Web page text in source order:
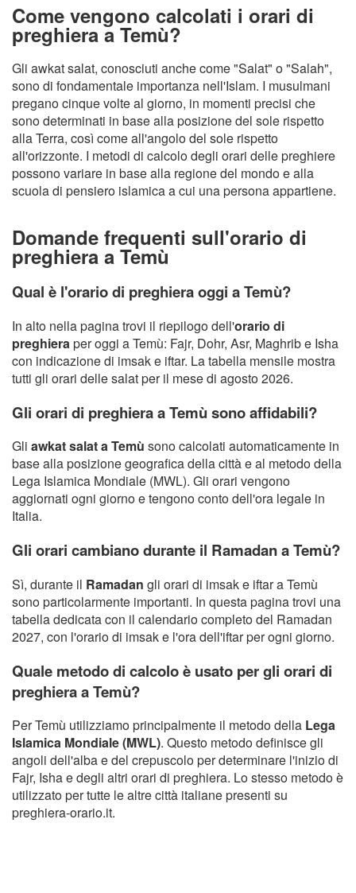
Come vengono calcolati i orari di
preghiera a Temù?
Gli awkat salat, conosciuti anche come "Salat" o "Salah",
sono di fondamentale importanza nell'Islam. I musulmani
pregano cinque volte al giorno, in momenti precisi che
sono determinati in base alla posizione del sole rispetto
alla Terra, così come all'angolo del sole rispetto
all'orizzonte. I metodi di calcolo degli orari delle preghiere
possono variare in base alla regione del mondo e alla
scuola di pensiero islamica a cui una persona appartiene.
Domande frequenti sull'orario di
preghiera a Temù
Qual è l'orario di preghiera oggi a Temù?
In alto nella pagina trovi il riepilogo dell'orario di
preghieraper oggi a Temù: Fajr, Dohr, Asr, Maghrib e Isha
con indicazione di imsak e iftar. La tabella mensile mostra
tutti gli orari delle salat per il mese di agosto 2026.
Gli orari di preghiera a Temù sono affidabili?
Gli awkat salat a Temù sono calcolati automaticamente in
base alla posizione geografica della città e al metodo della
Lega Islamica Mondiale (MWL). Gli orari vengono
aggiornati ogni giorno e tengono conto dell'ora legale in
Italia.
Gli orari cambiano durante il Ramadan a Temù?
Sì, durante il Ramadan gli orari di imsak e iftar a Temù
sono particolarmente importanti. In questa pagina trovi una
tabella dedicata con il calendario completo del Ramadan
2027, con l'orario di imsak e l'ora dell'iftar per ogni giorno.
Quale metodo di calcolo è usato per gli orari di
preghiera a Temù?
Per Temù utilizziamo principalmente il metodo della Lega
Islamica Mondiale (MWL). Questo metodo definisce gli
angoli dell'alba e del crepuscolo per determinare l'inizio di
Fajr, Isha e degli altri orari di preghiera. Lo stesso metodo è
utilizzato per tutte le altre città italiane presenti su
preghiera-orario.it.